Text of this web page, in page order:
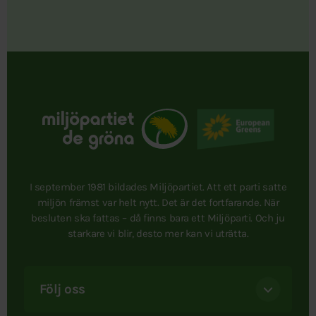
I september 1981 bildades Miljöpartiet. Att ett parti satte
miljön främst var helt nytt. Det är det fortfarande. När
besluten ska fattas – då finns bara ett Miljöparti. Och ju
starkare vi blir, desto mer kan vi uträtta.
Följ oss